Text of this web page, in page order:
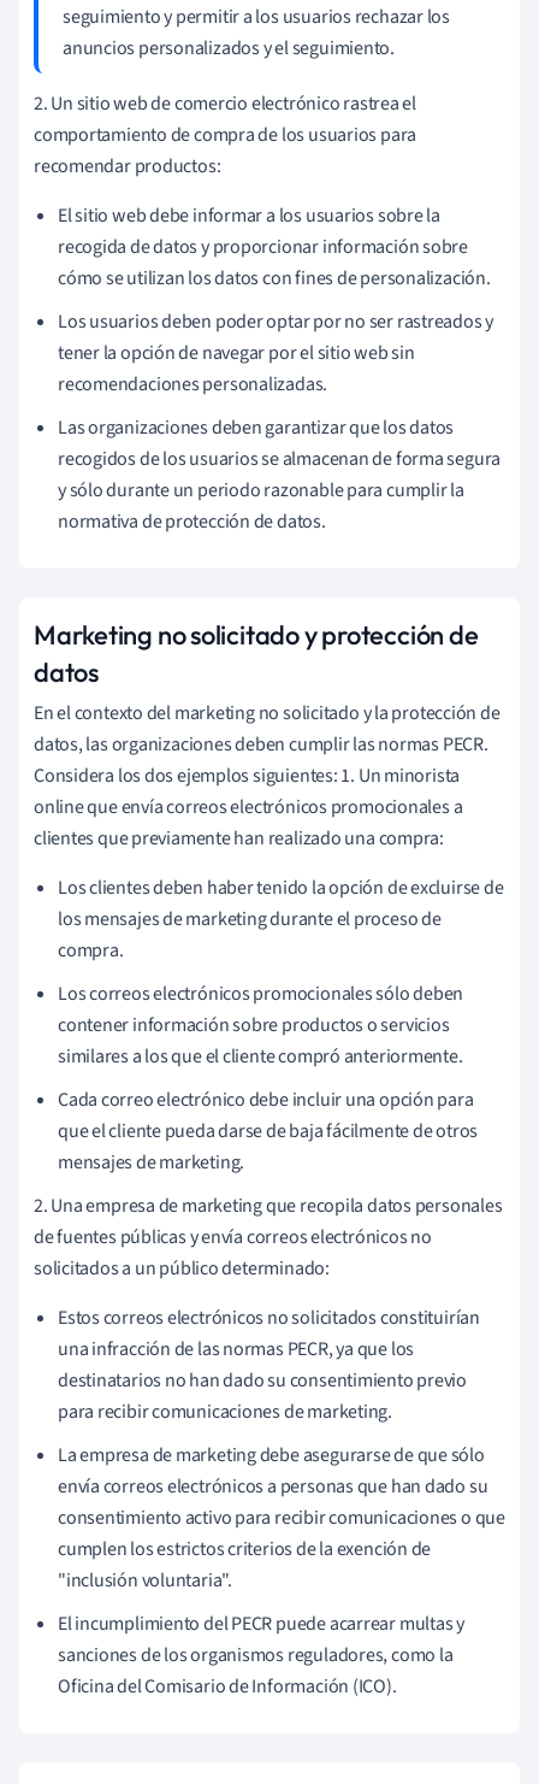
seguimiento y permitir a los usuarios rechazar los
anuncios personalizados y el seguimiento.
2. Un sitio web de comercio electrónico rastrea el
comportamiento de compra de los usuarios para
recomendar productos:
El sitio web debe informar a los usuarios sobre la
recogida de datos y proporcionar información sobre
cómo se utilizan los datos con fines de personalización.
Los usuarios deben poder optar por no ser rastreados y
tener la opción de navegar por el sitio web sin
recomendaciones personalizadas.
Las organizaciones deben garantizar que los datos
recogidos de los usuarios se almacenan de forma segura
y sólo durante un periodo razonable para cumplir la
normativa de protección de datos.
Marketing no solicitado y protección de
datos
En el contexto del marketing no solicitado y la protección de
datos, las organizaciones deben cumplir las normas PECR.
Considera los dos ejemplos siguientes: 1. Un minorista
online que envía correos electrónicos promocionales a
clientes que previamente han realizado una compra:
Los clientes deben haber tenido la opción de excluirse de
los mensajes de marketing durante el proceso de
compra.
Los correos electrónicos promocionales sólo deben
contener información sobre productos o servicios
similares a los que el cliente compró anteriormente.
Cada correo electrónico debe incluir una opción para
que el cliente pueda darse de baja fácilmente de otros
mensajes de marketing.
2. Una empresa de marketing que recopila datos personales
de fuentes públicas y envía correos electrónicos no
solicitados a un público determinado:
Estos correos electrónicos no solicitados constituirían
una infracción de las normas PECR, ya que los
destinatarios no han dado su consentimiento previo
para recibir comunicaciones de marketing.
La empresa de marketing debe asegurarse de que sólo
envía correos electrónicos a personas que han dado su
consentimiento activo para recibir comunicaciones o que
cumplen los estrictos criterios de la exención de
"inclusión voluntaria".
El incumplimiento del PECR puede acarrear multas y
sanciones de los organismos reguladores, como la
Oficina del Comisario de Información (ICO).